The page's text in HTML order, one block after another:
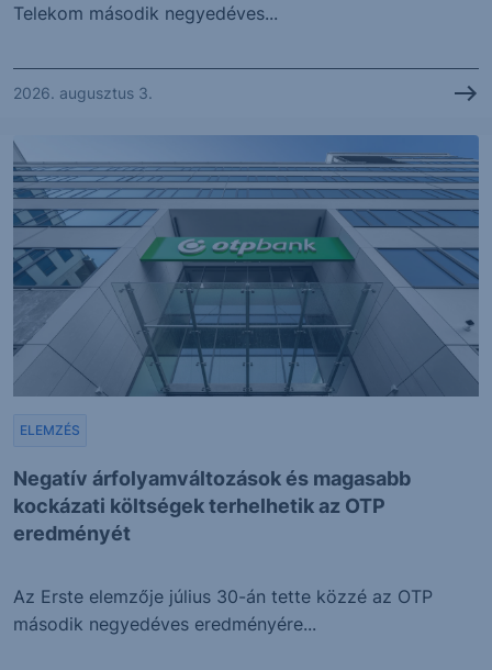
Telekom második negyedéves...
2026. augusztus 3.
Negatív árfolyamváltozások és magasabb
kockázati költségek terhelhetik az OTP
eredményét
ELEMZÉS
Az Erste elemzője július 30-án tette közzé az OTP
második negyedéves eredményére...